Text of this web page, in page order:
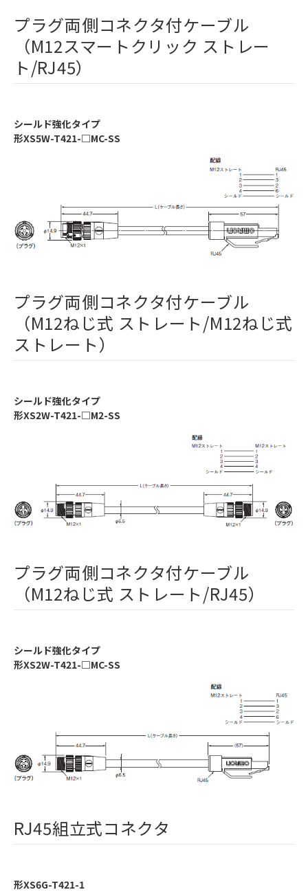
プラグ両側コネクタ付ケーブル
（M12スマートクリック ストレー
ト/RJ45）
シールド強化タイプ
形XS5W-T421-□MC-SS
プラグ両側コネクタ付ケーブル
（M12ねじ式 ストレート/M12ねじ式
ストレート）
シールド強化タイプ
形XS2W-T421-□M2-SS
プラグ両側コネクタ付ケーブル
（M12ねじ式 ストレート/RJ45）
シールド強化タイプ
形XS2W-T421-□MC-SS
RJ45組立式コネクタ
形XS6G-T421-1